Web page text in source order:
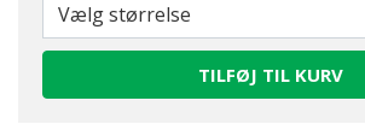
Vælg størrelse
TILFØJ TIL KURV